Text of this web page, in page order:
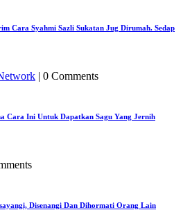
Cara Syahmi Sazli Sukatan Jug Dirumah. Sedap
| 0 Comments
Cara Ini Untuk Dapatkan Sagu Yang Jernih
Disenangi Dan Dihormati Orang Lain